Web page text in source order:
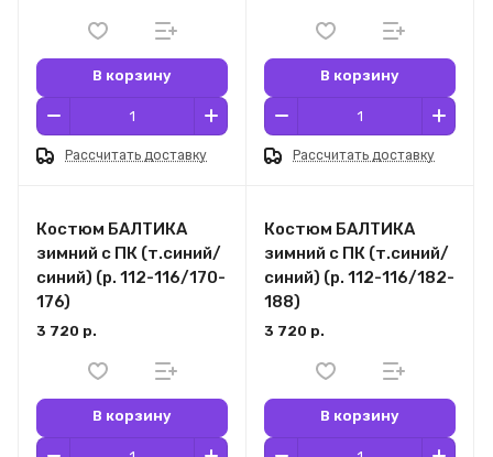
В корзину
Рассчитать доставку
В корзину
Рассчитать доставку
Костюм БАЛТИКА
зимний с ПК (т.синий/
синий) (р. 112-116/170-
176)
3 720 р.
В корзину
Костюм БАЛТИКА
зимний с ПК (т.синий/
синий) (р. 112-116/182-
188)
3 720 р.
В корзину